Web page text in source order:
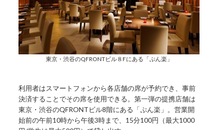
東京・渋谷のQFRONTビル８Fにある「ぷん楽」
利用者はスマートフォンから各店舗の席が予約でき、事前
決済することでその席を使用できる。第一弾の提携店舗は
東京・渋谷のQFRONTビル8階にある「ぷん楽」。営業開
始前の午前10時から午後3時まで、15分100円（最大1000